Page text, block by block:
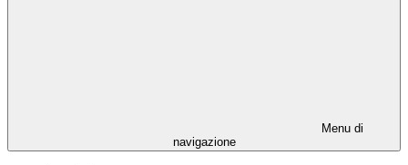
Menu di
navigazione